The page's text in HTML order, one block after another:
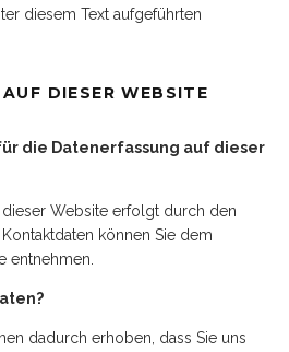
diesem Text aufgeführten
DIESER WEBSITE
die Datenerfassung auf dieser
dieser Website erfolgt durch den
können Sie dem
entnehmen.
dadurch erhoben, dass Sie uns